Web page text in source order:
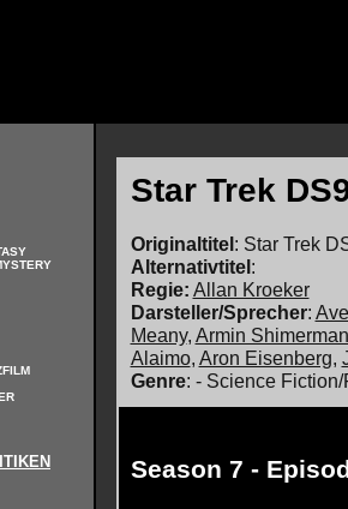
Star Trek
Originaltitel: Star Trek
Alternativtitel:
Regie: Allan Kroeker
Darsteller/Sprecher:
Meany, Armin Shimerman
Alaimo, Aron Eisenberg,
Genre: - Science
Season 7 -